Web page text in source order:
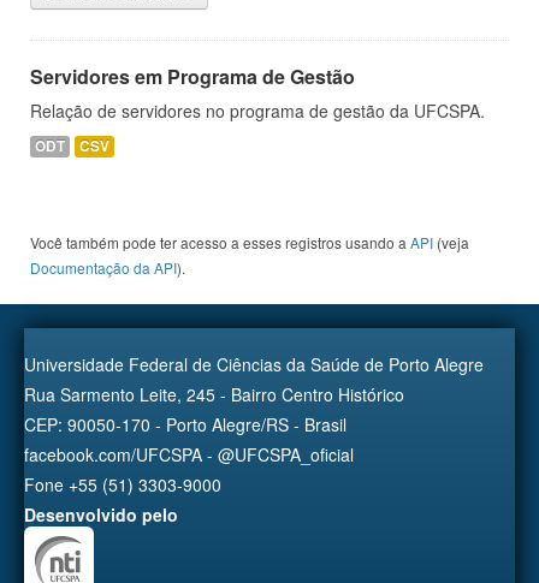
Servidores em Programa de Gestão
Relação de servidores no programa de gestão da UFCSPA.
ODT CSV
Você também pode ter acesso a esses registros usando a API (veja
Documentação da API).
Universidade Federal de Ciências da Saúde de Porto Alegre
Rua Sarmento Leite, 245 - Bairro Centro Histórico
CEP: 90050-170 - Porto Alegre/RS - Brasil
facebook.com/UFCSPA - @UFCSPA_oficial
Fone +55 (51) 3303-9000
Desenvolvido pelo